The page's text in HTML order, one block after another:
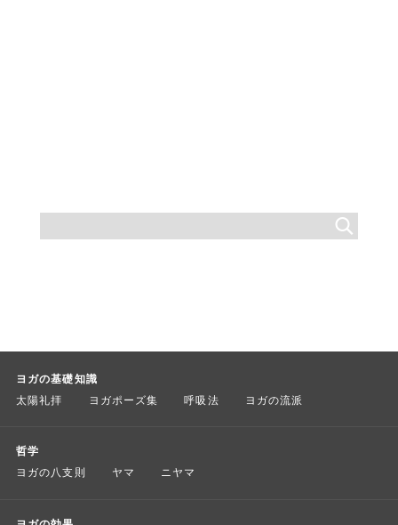
ヨガの基礎知識
太陽礼拝 ヨガポーズ集 呼吸法 ヨガの流派
哲学
ヨガの八支則 ヤマ ニヤマ